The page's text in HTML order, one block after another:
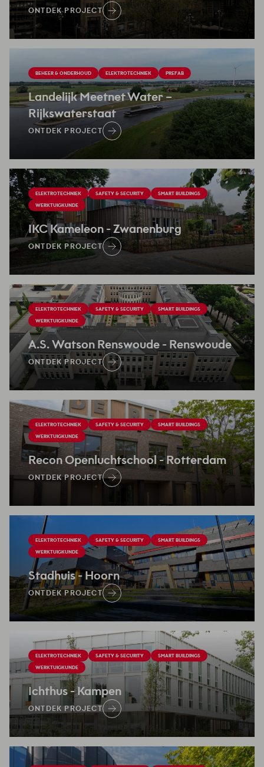
ONTDEK PROJECT
BEHEER & ONDERHOUD ELEKTROTECHNIEK PREFAB
Landelijk Meetnet Water –
Rijkswaterstaat
ONTDEK PROJECT
ELEKTROTECHNIEK SAFETY & SECURITY
SMART BUILDINGS
WERKTUIGKUNDE
IKC Kameleon - Zwanenburg
ONTDEK PROJECT
ELEKTROTECHNIEK SAFETY & SECURITY
SMART BUILDINGS
WERKTUIGKUNDE
A.S. Watson Renswoude - Renswoude
ONTDEK PROJECT
ELEKTROTECHNIEK SAFETY & SECURITY
SMART BUILDINGS
WERKTUIGKUNDE
Recon Openluchtschool- Rotterdam
ONTDEK PROJECT
ELEKTROTECHNIEK SAFETY & SECURITY
SMART BUILDINGS
WERKTUIGKUNDE
Stadhuis- Hoorn
ONTDEK PROJECT
ELEKTROTECHNIEK SAFETY & SECURITY
SMART BUILDINGS
WERKTUIGKUNDE
Ichthus- Kampen
ONTDEK PROJECT